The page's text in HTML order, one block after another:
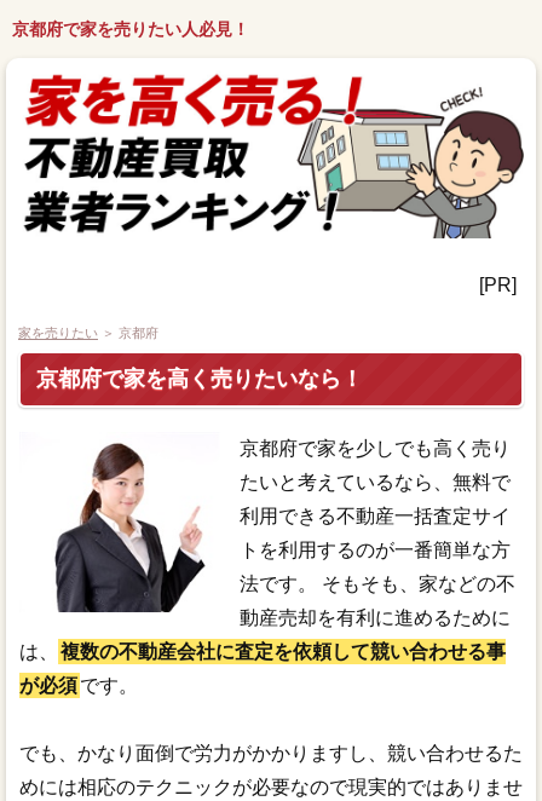
京都府で家を売りたい人必見！
[PR]
家を売りたい ＞ 京都府
京都府で家を高く売りたいなら！
京都府で家を少しでも高く売り
たいと考えているなら、無料で
利用できる不動産一括査定サイ
トを利用するのが一番簡単な方
法です。 そもそも、家などの不
動産売却を有利に進めるために
は、
複数の不動産会社に査定を依頼して競い合わせる事
が必須です。
でも、かなり面倒で労力がかかりますし、競い合わせるた
めには相応のテクニックが必要なので現実的ではありませ